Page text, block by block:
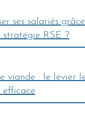
ses salariés grâce
stratégie RSE ?
viande : le levier
efficace